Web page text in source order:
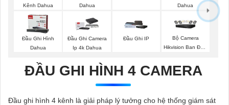
SẢN
TƯ
Kênh Dahua
Dahua
Dahua
Đầu Ghi Hình
Dahua
Đầu Ghi Camera
Ip 4k Dahua
Đầu Ghi IP
Bộ Camera
Hikvision Ban Đêm
ĐẦU GHI HÌNH 4 CAMERA
Đầu ghi hình 4 kênh là giải pháp lý tưởng cho hệ thống giám sát